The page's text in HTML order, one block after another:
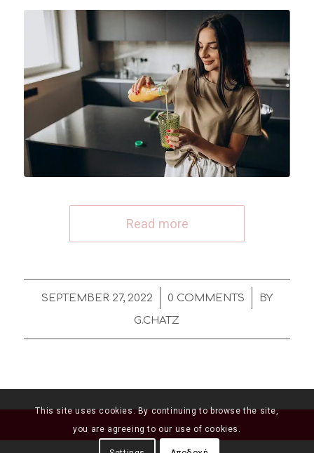
Read more
SEPTEMBER 27, 2022
/ 0 COMMENTS
/
BY
G.CHATZ
This site uses cookies. By continuing to browse the site,
you are agreeing to our use of cookies.